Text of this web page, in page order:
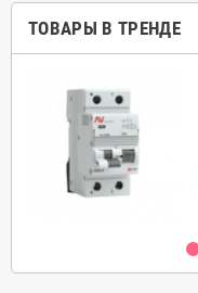
ТОВАРЫ В ТРЕНДЕ